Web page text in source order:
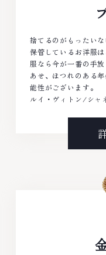
捨てるのがもったい
保管しているお洋服
服なら今が一番の手
あせ、ほつれのある
能性がございます。
ルイ・ヴィトン/シャ